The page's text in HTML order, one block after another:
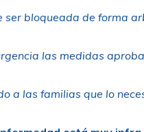
ser bloqueada de forma
las medidas
a las familias que lo